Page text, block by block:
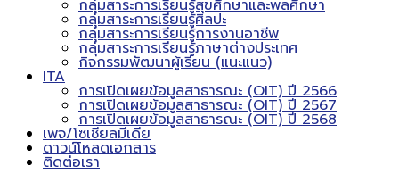
กลุ่มสาระการเรียนรู้สุขศึกษาและพลศึกษา
กลุ่มสาระการเรียนรู้ศิลปะ
กลุ่มสาระการเรียนรู้การงานอาชีพ
กลุ่มสาระการเรียนรู้ภาษาต่างประเทศ
กิจกรรมพัฒนาผู้เรียน (แนะแนว)
ITA
การเปิดเผยข้อมูลสาธารณะ (OIT) ปี 2566
การเปิดเผยข้อมูลสาธารณะ (OIT) ปี 2567
การเปิดเผยข้อมูลสาธารณะ (OIT) ปี 2568
เพจ/โซเชียลมีเดีย
ดาวน์โหลดเอกสาร
ติดต่อเรา